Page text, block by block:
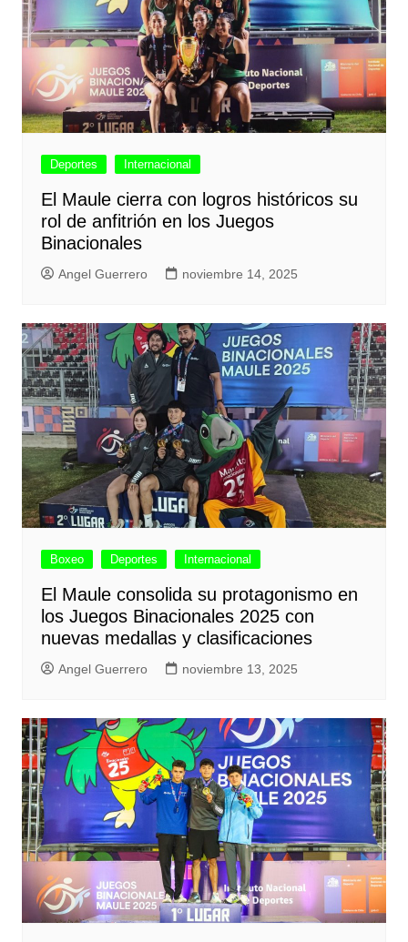
Deportes Internacional
El Maule cierra con logros históricos su
rol de anfitrión en los Juegos
Binacionales
Angel Guerrero noviembre 14, 2025
Boxeo Deportes Internacional
El Maule consolida su protagonismo en
los Juegos Binacionales 2025 con
nuevas medallas y clasificaciones
Angel Guerrero noviembre 13, 2025